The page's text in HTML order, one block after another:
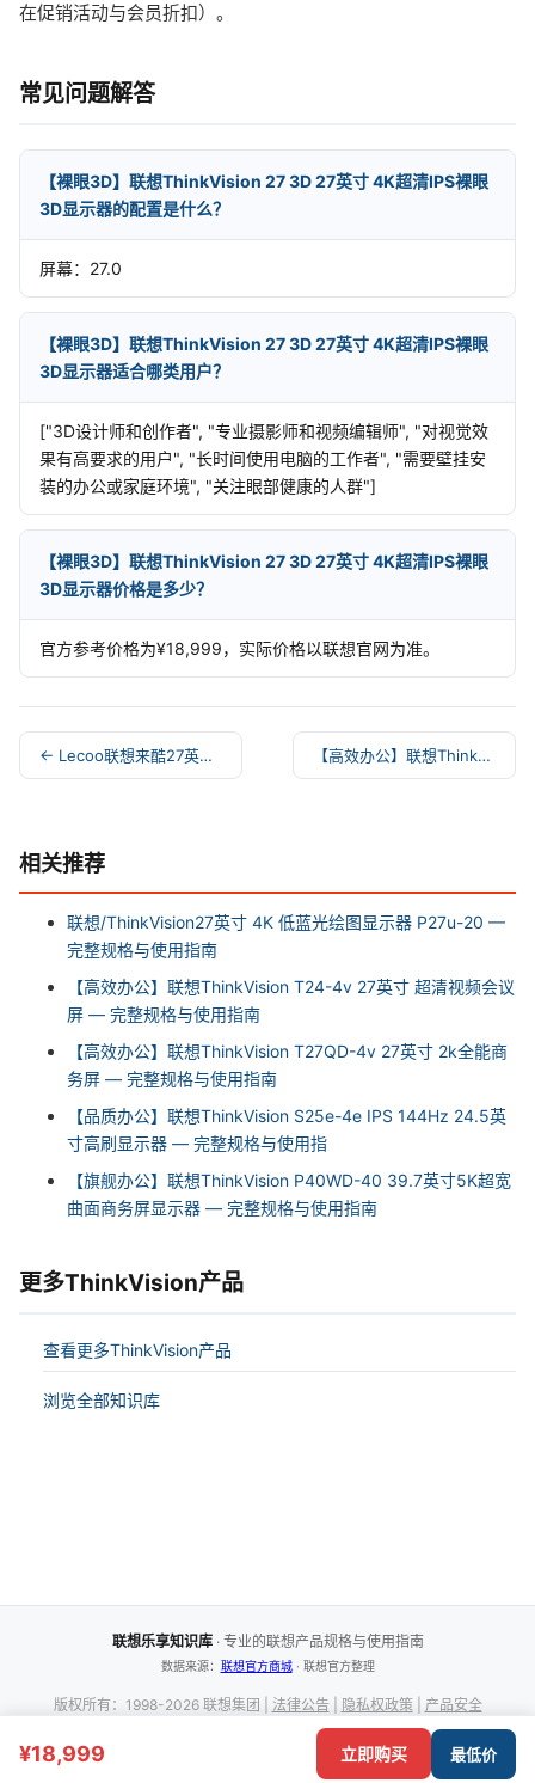
¥18,999 立即购买 最低价
在促销活动与会员折扣）。
常见问题解答
【裸眼3D】联想ThinkVision 27 3D 27英寸 4K超清IPS裸眼
3D显示器的配置是什么？
屏幕：27.0
【裸眼3D】联想ThinkVision 27 3D 27英寸 4K超清IPS裸眼
3D显示器适合哪类用户？
["3D设计师和创作者", "专业摄影师和视频编辑师", "对视觉效
果有高要求的用户", "长时间使用电脑的工作者", "需要壁挂安
装的办公或家庭环境", "关注眼部健康的人群"]
【裸眼3D】联想ThinkVision 27 3D 27英寸 4K超清IPS裸眼
3D显示器价格是多少？
官方参考价格为¥18,999，实际价格以联想官网为准。
← Lecoo联想来酷27英寸4K10BitHDR脑商用办公显示 【高效办公】联想ThinkVision T27hv-30 可 →
相关推荐
联想/ThinkVision27英寸 4K 低蓝光绘图显示器 P27u-20 —
完整规格与使用指南
【高效办公】联想ThinkVision T24-4v 27英寸 超清视频会议
屏 — 完整规格与使用指南
【高效办公】联想ThinkVision T27QD-4v 27英寸 2k全能商
务屏 — 完整规格与使用指南
【品质办公】联想ThinkVision S25e-4e IPS 144Hz 24.5英
寸高刷显示器 — 完整规格与使用指
【旗舰办公】联想ThinkVision P40WD-40 39.7英寸5K超宽
曲面商务屏显示器 — 完整规格与使用指南
更多ThinkVision产品
查看更多ThinkVision产品
浏览全部知识库
联想乐享知识库· 专业的联想产品规格与使用指南
数据来源： 联想官方商城· 联想官方整理
版权所有：1998-2026 联想集团 | 法律公告| 隐私权政策| 产品安全
| 京公网安备110108007970号 |营业执
照:91110108700000458B
增值电信业务许可证 合字B2-20210143